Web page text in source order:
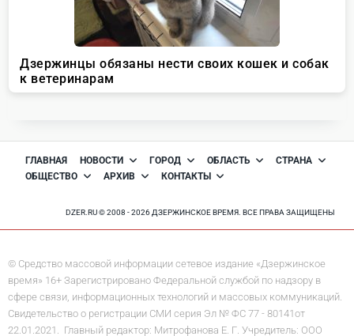
ГЛАВНАЯ НОВОСТИ ГОРОД ОБЛАСТЬ
СТРАНА
ОБЩЕСТВО
АРХИВ КОНТАКТЫ
DZER.RU © 2008 - 2026 ДЗЕРЖИНСКОЕ ВРЕМЯ. ВСЕ ПРАВА ЗАЩИЩЕНЫ
© Средство массовой информации сетевое издание «Дзержинское
время» 16+ Зарегистрировано Федеральной службой по надзору в
сфере связи, информационных технологий и массовых коммуникаций.
Свидетельство о регистрации СМИ серия Эл № ФС 77 - 80141от
22.01.2021. Главный редактор: Митрофанова Е. Г. Учредитель: ООО